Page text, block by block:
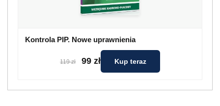
Kontrola PIP. Nowe uprawnienia
119 zł 99 zł Kup teraz